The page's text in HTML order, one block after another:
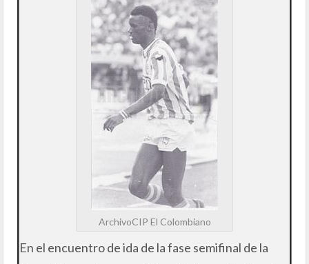
ArchivoCIP El Colombiano
En el encuentro de ida de la fase semifinal de la